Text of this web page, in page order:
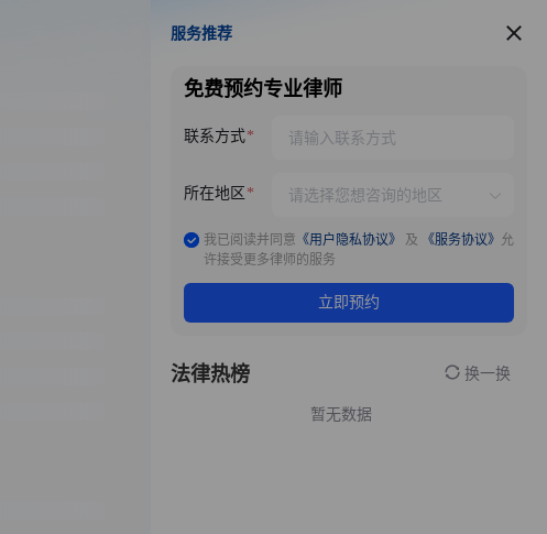
服务推荐
服务推荐
免费预约专业律师
联系方式
所在地区
我已阅读并同意 《用户隐私协议》 及 《服务协议》 允
许接受更多律师的服务
立即预约
法律热榜 换一换
暂无数据